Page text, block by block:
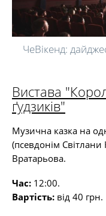
ЧеВікенд:
Вистава
ґудзиків"
Музична казка на
(псевдонім
Вратарьова.
Час: 12:00.
Вартість: від 40 грн.